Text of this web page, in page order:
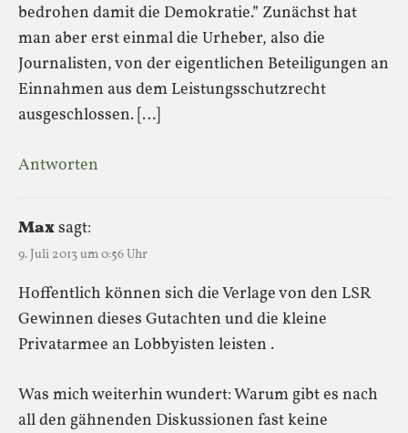
bedrohen damit die Demokratie.” Zunächst hat
man aber erst einmal die Urheber, also die
Journalisten, von der eigentlichen Beteiligungen an
Einnahmen aus dem Leistungsschutzrecht
ausgeschlossen. […]
Antworten
Maxsagt:
9. Juli 2013 um 0:56 Uhr
Hoffentlich können sich die Verlage von den LSR
Gewinnen dieses Gutachten und die kleine
Privatarmee an Lobbyisten leisten .
Was mich weiterhin wundert: Warum gibt es nach
all den gähnenden Diskussionen fast keine